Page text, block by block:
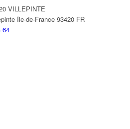
VILLEPINTE
Île-de-France 93420 FR
64